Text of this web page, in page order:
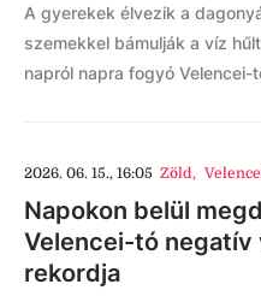
A gyerekek élvezik a
szemekkel bámulják a víz
napról napra fogyó Velencei-
2026. 06. 15., 16:05 Zöld,
Napokon belül
Velencei-tó negatív
rekordja